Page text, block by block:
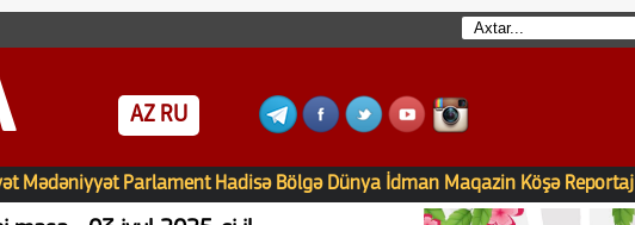
AZ RU
Mədəniyyət Parlament Hadisə Bölgə Dünya İdman Maqazin Köşə Reportaj